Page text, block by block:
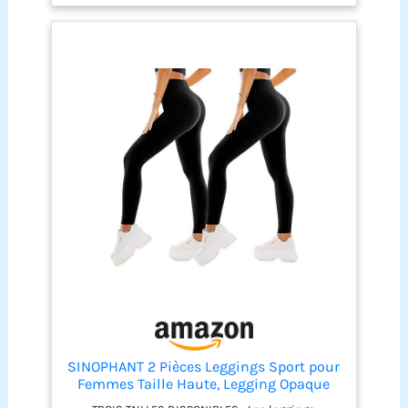
ciblé renforcent et tonifient vos muscles, vous
tableau des tailles pour confirmer votre taille.
Lavage en machine avec un filet de lavage ou
lavage à la main à l'eau froide, ne pas repasser.
Style Élégant et Pratique： Le short legging anti
cellulite allie esthétisme moderne et
fonctionnalité, parfait pour le sport comme pour
les sorties du quotidien.Par exemple : la course à
pied, le fitness, le sport, le yoga, la danse, le vélo,
la randonnée, l'équitation, le travail, les voyages,
le shopping et d'autres activités d'intérieur et
d'extérieur.
SINOPHANT 2 Pièces Leggings Sport pour
Femmes Taille Haute, Legging Opaque
pour Gym Sport Yoga(#2 pièces